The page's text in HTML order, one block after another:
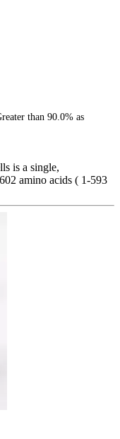
than 90.0% as
is a single,
amino acids ( 1-593